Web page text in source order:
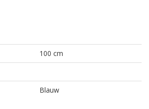
100 cm
Blauw